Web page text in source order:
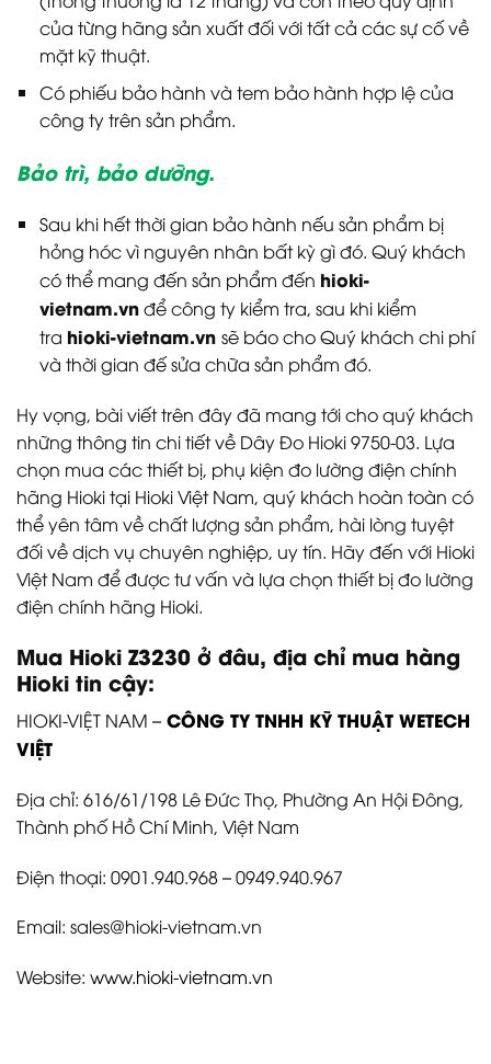
của từng hãng sản xuất đối với tất cả các sự cố về
mặt kỹ thuật.
Có phiếu bảo hành và tem bảo hành hợp lệ của
công ty trên sản phẩm.
Bảo trì, bảo dưỡng.
Sau khi hết thời gian bảo hành nếu sản phẩm bị
hỏng hóc vì nguyên nhân bất kỳ gì đó. Quý khách
có thể mang đến sản phẩm đến hioki-
vietnam.vnđể công ty kiểm tra, sau khi kiểm
tra hioki-vietnam.vn sẽ báo cho Quý khách chi phí
và thời gian đế sửa chữa sản phẩm đó.
Hy vọng, bài viết trên đây đã mang tới cho quý khách
những thông tin chi tiết về Dây Đo Hioki 9750-03. Lựa
chọn mua các thiết bị, phụ kiện đo lường điện chính
hãng Hioki tại Hioki Việt Nam, quý khách hoàn toàn có
thể yên tâm về chất lượng sản phẩm, hài lòng tuyệt
đối về dịch vụ chuyên nghiệp, uy tín. Hãy đến với Hioki
Việt Nam để được tư vấn và lựa chọn thiết bị đo lường
điện chính hãng Hioki.
Mua Hioki Z3230 ở đâu, địa chỉ mua hàng
Hioki tin cậy:
HIOKI-VIỆT NAM – CÔNG TY TNHH KỸ THUẬT WETECH
VIỆT
Địa chỉ: 616/61/198 Lê Đức Thọ, Phường An Hội Đông,
Thành phố Hồ Chí Minh, Việt Nam
Điện thoại: 0901.940.968 – 0949.940.967
Email: sales@hioki-vietnam.vn
Website: www.hioki-vietnam.vn